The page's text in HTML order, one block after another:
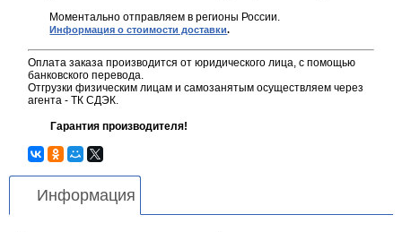
Моментально отправляем в регионы России.
Информация о стоимости доставки.
Оплата заказа производится от юридического лица, с помощью
банковского перевода.
Отгрузки физическим лицам и самозанятым осуществляем через
агента - ТК СДЭК.
Гарантия производителя!
Информация